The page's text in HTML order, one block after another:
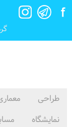
طراحی
نمایشگاه